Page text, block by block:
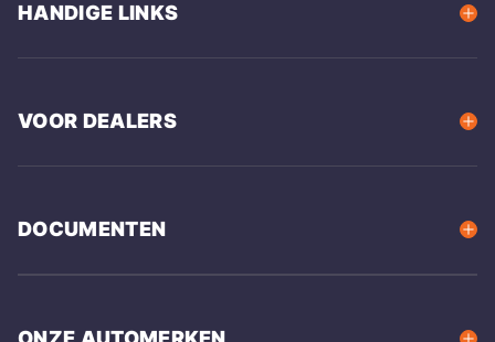
HANDIGE LINKS
VOOR DEALERS
DOCUMENTEN